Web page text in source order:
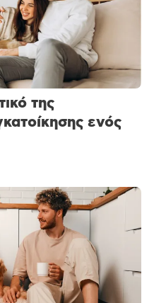
της
ενός